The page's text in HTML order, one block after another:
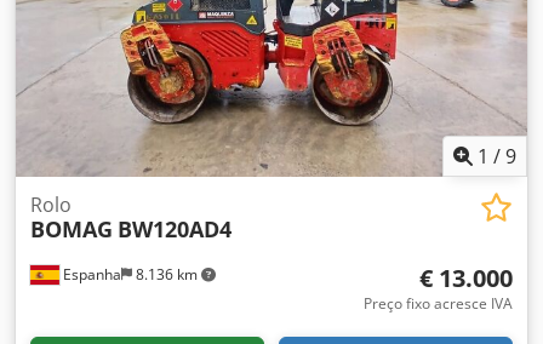
1 /9
Espanha 8.136 km
Rolo
BOMAG BW120AD4
€ 13.000
Preço fixo acresce IVA